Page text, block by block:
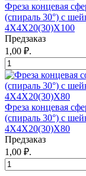
Фреза концевая
(спираль 30°) с
4X4X20(30)X100
Предзаказ
1,00 ₽.
Фреза концевая
(спираль 30°) с
4X4X20(30)X80
Предзаказ
1,00 ₽.